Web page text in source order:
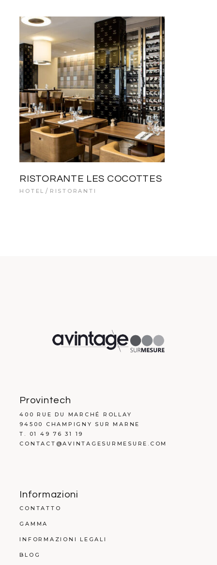
RISTORANTE LES COCOTTES
HOTEL RISTORANTI
Provintech
400 RUE DU MARCHÉ ROLLAY
94500 CHAMPIGNY SUR MARNE
T. 01 49 76 31 19
CONTACT@AVINTAGESURMESURE.COM
Informazioni
CONTATTO
GAMMA
INFORMAZIONI LEGALI
BLOG